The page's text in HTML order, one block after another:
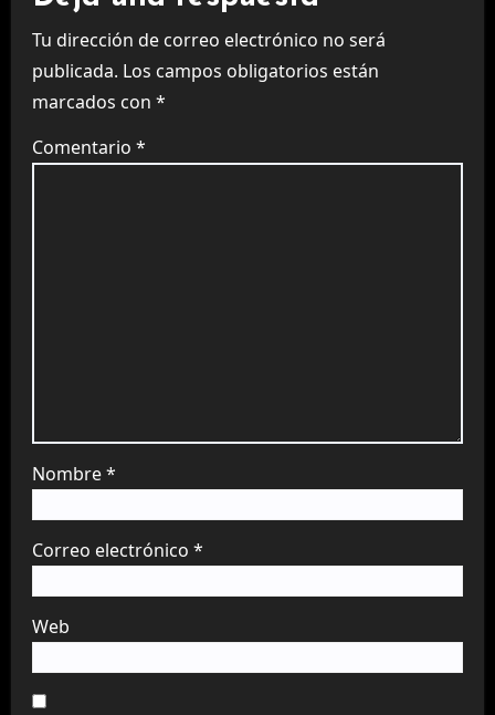
Tu dirección de correo electrónico no será
publicada. Los campos obligatorios están
marcados con *
Comentario *
Nombre*
Correo electrónico *
Web